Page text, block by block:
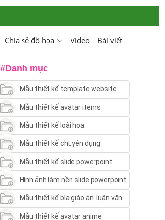
Chia sẻ đồ họa Video Bài viết
#Danh mục
Mẫu thiết kế template website
Mẫu thiết kế avatar items
Mẫu thiết kế loài hoa
Mẫu thiết kế chuyên dụng
Mẫu thiết kế slide powerpoint
Hình ảnh làm nền slide powerpoint
Mẫu thiết kế bìa giáo án, luận văn
Mẫu thiết kế avatar anime